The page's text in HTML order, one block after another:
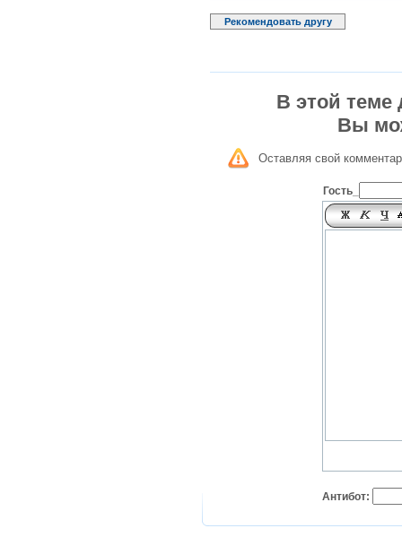
Рекомендовать другу
В этой теме
Вы
Оставляя свой
Гость_
Антибот: